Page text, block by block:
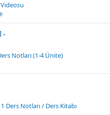
Notları (1-4 Ünite)
Ders Notları / Ders Kitabı